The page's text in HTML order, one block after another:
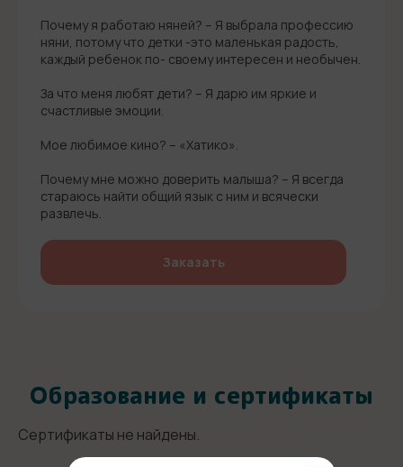
Почему я работаю няней? – Я выбрала профессию
няни, потому что детки -это маленькая радость,
каждый ребенок по- своему интересен и необычен.
За что меня любят дети? – Я дарю им яркие и
счастливые эмоции.
Мое любимое кино? – «Хатико».
Почему мне можно доверить малыша? – Я всегда
стараюсь найти общий язык с ним и всячески
развлечь.
Заказать
Образование и сертификаты
Сертификаты не найдены.